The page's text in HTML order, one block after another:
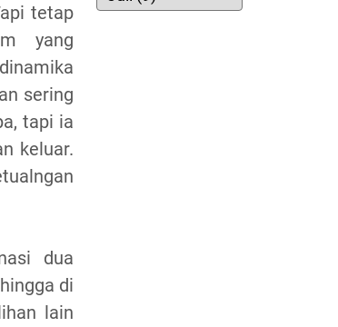
tetap
yang
sering
tapi ia
keluar.
dua
di
lain